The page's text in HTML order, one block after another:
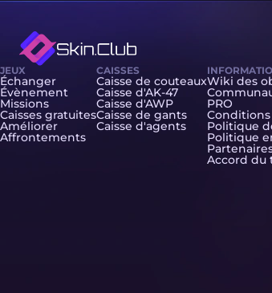
JEUX
Échanger
Évènement
Missions
Caisses gratuites
Améliorer
Affrontements
CAISSES
Caisse de couteaux
Caisse d'AK-47
Caisse d'AWP
Caisse de gants
Caisse d'agents
Wiki des
PRO
Politique
Politique
Accord du